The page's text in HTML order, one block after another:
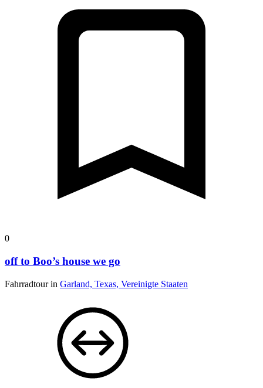
0
off to Boo’s house we go
Fahrradtour in Garland, Texas, Vereinigte Staaten